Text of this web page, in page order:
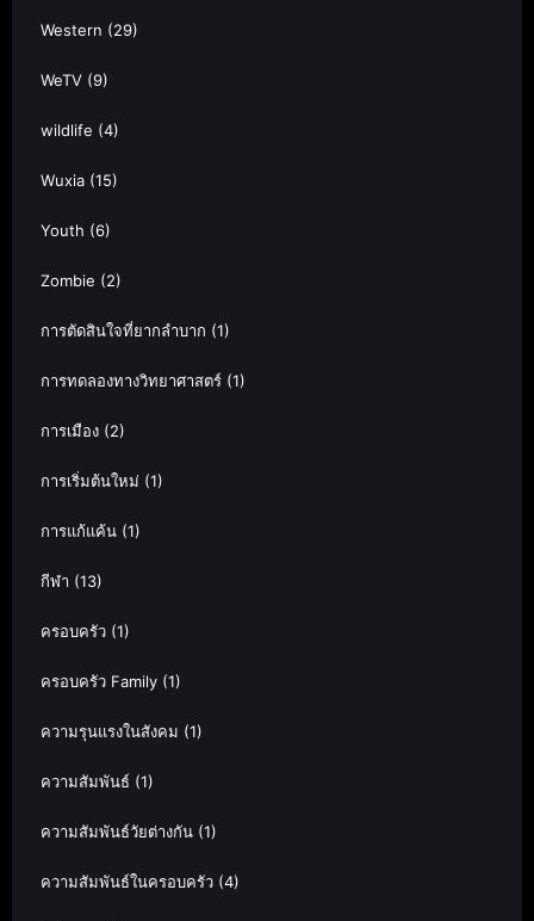
Western (29)
WeTV (9)
wildlife (4)
Wuxia (15)
Youth (6)
Zombie (2)
การตัดสินใจที่ยากลำบาก (1)
การทดลองทางวิทยาศาสตร์ (1)
การเมือง (2)
การเริ่มต้นใหม่ (1)
การแก้แค้น (1)
กีฬา (13)
ครอบครัว (1)
ครอบครัว Family (1)
ความรุนแรงในสังคม (1)
ความสัมพันธ์ (1)
ความสัมพันธ์วัยต่างกัน (1)
ความสัมพันธ์ในครอบครัว (4)